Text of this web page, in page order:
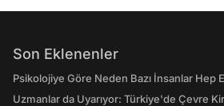
Son Eklenenler
Psikolojiye Göre Neden Bazı İnsanlar Hep
Uzmanlar da Uyarıyor: Türkiye'de Çevre